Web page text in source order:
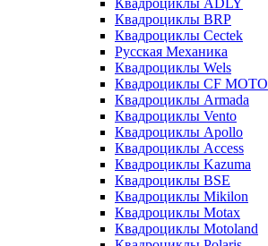
Квадроциклы ADLY
Квадроциклы BRP
Квадроциклы Cectek
Русская Механика
Квадроциклы Wels
Квадроциклы CF MOTO
Квадроциклы Armada
Квадроциклы Vento
Квадроциклы Apollo
Квадроциклы Access
Квадроциклы Kazuma
Квадроциклы BSE
Квадроциклы Mikilon
Квадроциклы Motax
Квадроциклы Motoland